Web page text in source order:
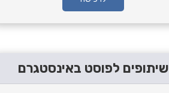
שיתופים לפוסט באינסטגרם